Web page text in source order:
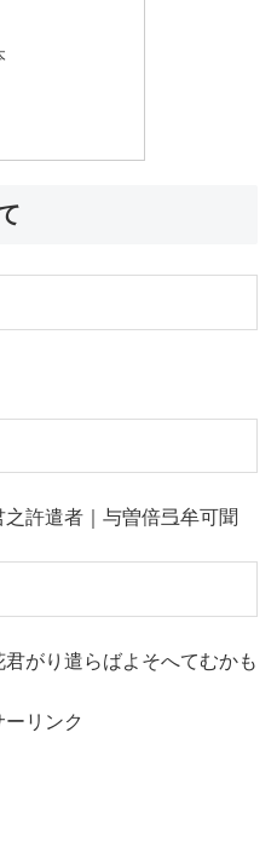
許遣者｜与曽倍弖牟可聞
がり遣らばよそへてむかも
ーリンク